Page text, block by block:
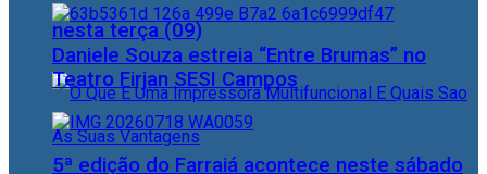
nesta terça (09)
Daniele Souza estreia “Entre Brumas” no
Teatro Firjan SESI Campos
5ª edição do Farraiá acontece neste sábado